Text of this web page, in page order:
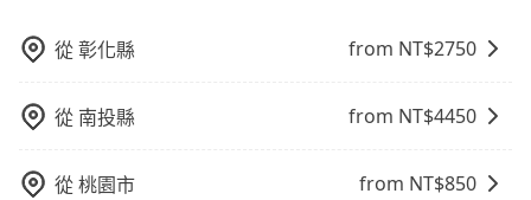
並事先透過官網的線上客服洽詢，確認沒問題再下訂。
從彰化縣 from NT$2750
從 南投縣 from NT$4450
從桃園市 from NT$850